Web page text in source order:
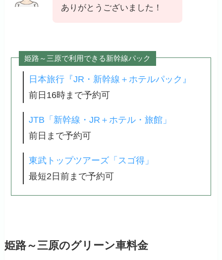
ありがとうございました！
姫路～三原で利用できる新幹線パック
日本旅行『JR・新幹線＋ホテルパック』
前日16時まで予約可
JTB「新幹線・JR＋ホテル・旅館」
前日まで予約可
東武トップツアーズ「スゴ得」
最短2日前まで予約可
姫路～三原のグリーン車料金